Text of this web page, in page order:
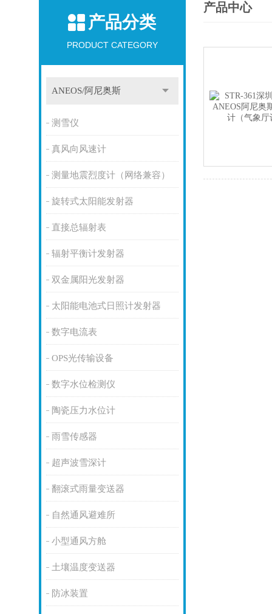
产品分类
PRODUCT CATEGORY
ANEOS/阿尼奥斯
测雪仪
真风向风速计
测量地震烈度计（网络兼容）
旋转式太阳能发射器
直接总辐射表
辐射平衡计发射器
双金属阳光发射器
太阳能电池式日照计发射器
数字电流表
OPS光传输设备
数字水位检测仪
陶瓷压力水位计
雨雪传感器
超声波雪深计
翻滚式雨量变送器
自然通风避难所
小型通风方舱
土壤温度变送器
防冰装置
产品中心